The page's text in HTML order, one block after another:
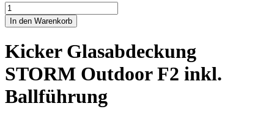
Kicker
Glasabdeckung
STORM
F2
inkl.
Ballführung
Menge
In den Warenkorb
Kicker Glasabdeckung
STORM Outdoor F2 inkl.
Ballführung